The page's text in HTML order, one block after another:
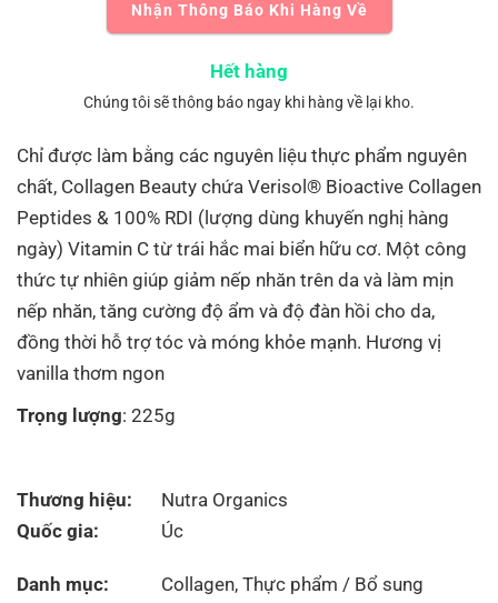
Nhận Thông Báo Khi Hàng Về
Hết hàng
Chúng tôi sẽ thông báo ngay khi hàng về lại kho.
Chỉ được làm bằng các nguyên liệu thực phẩm nguyên
chất, Collagen Beauty chứa Verisol® Bioactive Collagen
Peptides & 100% RDI (lượng dùng khuyến nghị hàng
ngày) Vitamin C từ trái hắc mai biển hữu cơ. Một công
thức tự nhiên giúp giảm nếp nhăn trên da và làm mịn
nếp nhăn, tăng cường độ ẩm và độ đàn hồi cho da,
đồng thời hỗ trợ tóc và móng khỏe mạnh. Hương vị
vanilla thơm ngon
Trọng lượng: 225g
Thương hiệu:
Nutra Organics
Quốc gia:
Úc
Danh mục: Collagen, Thực phẩm / Bổ sung